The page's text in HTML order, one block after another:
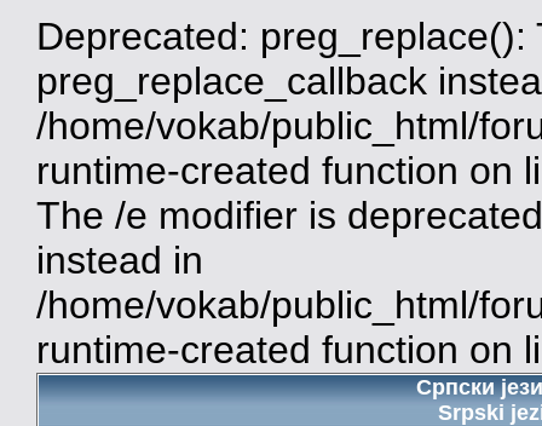
Deprecated:
preg_replace_callback
/home/vokab/public_html/
runtime-created function on
The /e modifier is
instead in
/home/vokab/public_html/
runtime-created function on
Српски
Srpski